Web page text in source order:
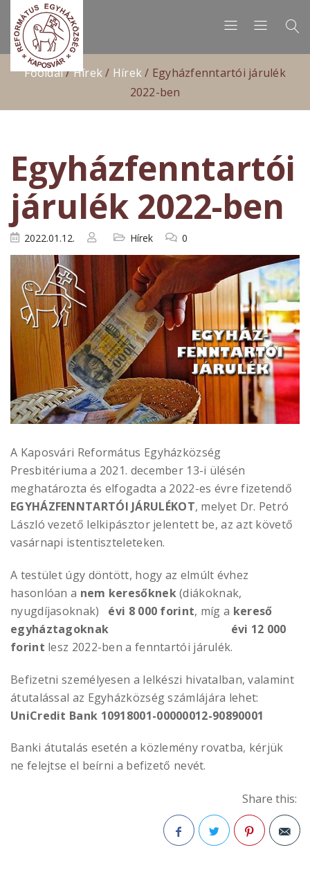
Főoldal/Hírek/ Hírek/ Egyházfenntartói járulék
2022-ben
Egyházfenntartói
járulék 2022-ben
2022.01.12. Hírek 0
A Kaposvári Református Egyházközség
Presbitériuma a 2021. december 13-i ülésén
meghatározta és elfogadta a 2022-es évre fizetendő
EGYHÁZFENNTARTÓI JÁRULÉKOT, melyet Dr. Petró
László vezető lelkipásztor jelentett be, az azt követő
vasárnapi istentiszteleteken.
A testület úgy döntött, hogy az elmúlt évhez
hasonlóan a nem keresőknek(diákoknak,
nyugdíjasoknak) évi 8 000 forint, míg a kereső
egyháztagoknak
évi 12 000
forint lesz 2022-ben a fenntartói járulék.
Befizetni személyesen a lelkészi hivatalban, valamint
átutalással az Egyházközség számlájára lehet:
UniCredit Bank 10918001-00000012-90890001
Banki átutalás esetén a közlemény rovatba, kérjük
ne felejtse el beírni a befizető nevét.
Share this: